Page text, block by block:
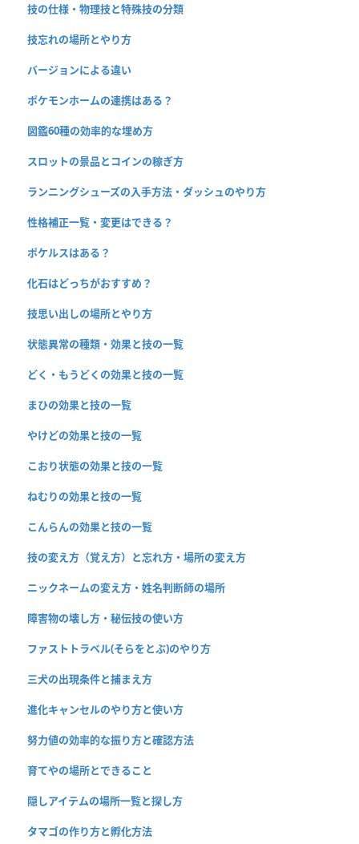
技の仕様・物理技と特殊技の分類
技忘れの場所とやり方
バージョンによる違い
ポケモンホームの連携はある？
図鑑60種の効率的な埋め方
スロットの景品とコインの稼ぎ方
ランニングシューズの入手方法・ダッシュのやり方
性格補正一覧・変更はできる？
ポケルスはある？
化石はどっちがおすすめ？
技思い出しの場所とやり方
状態異常の種類・効果と技の一覧
どく・もうどくの効果と技の一覧
まひの効果と技の一覧
やけどの効果と技の一覧
こおり状態の効果と技の一覧
ねむりの効果と技の一覧
こんらんの効果と技の一覧
技の変え方（覚え方）と忘れ方・場所の変え方
ニックネームの変え方・姓名判断師の場所
障害物の壊し方・秘伝技の使い方
ファストトラベル(そらをとぶ)のやり方
三犬の出現条件と捕まえ方
進化キャンセルのやり方と使い方
努力値の効率的な振り方と確認方法
育てやの場所とできること
隠しアイテムの場所一覧と探し方
タマゴの作り方と孵化方法